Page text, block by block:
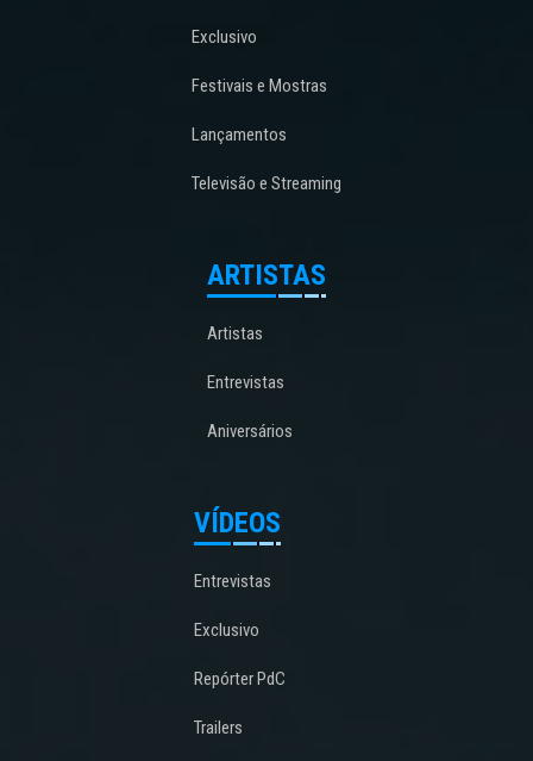
Exclusivo
Festivais e Mostras
Lançamentos
Televisão e Streaming
ARTISTAS
Artistas
Entrevistas
Aniversários
VÍDEOS
Entrevistas
Exclusivo
Repórter PdC
Trailers